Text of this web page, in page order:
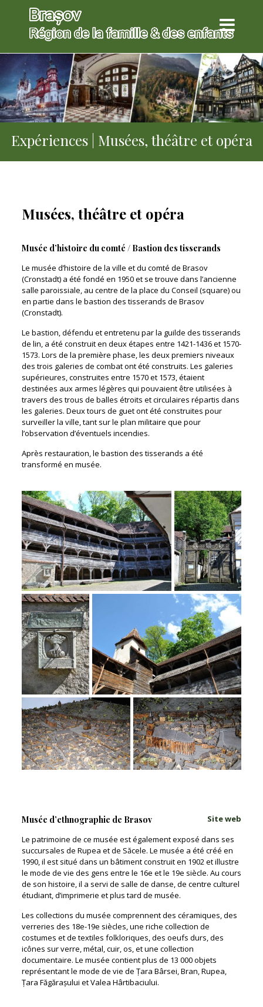
Expériences | Musées, théâtre et opéra
Musées, théâtre et opéra
Musée d’histoire du comté / Bastion des tisserands
Le musée d’histoire de la ville et du comté de Brasov
(Cronstadt) a été fondé en 1950 et se trouve dans l’ancienne
salle paroissiale, au centre de la place du Conseil (square) ou
en partie dans le bastion des tisserands de Brasov
(Cronstadt).
Le bastion, défendu et entretenu par la guilde des tisserands
de lin, a été construit en deux étapes entre 1421-1436 et 1570-
1573. Lors de la première phase, les deux premiers niveaux
des trois galeries de combat ont été construits. Les galeries
supérieures, construites entre 1570 et 1573, étaient
destinées aux armes légères qui pouvaient être utilisées à
travers des trous de balles étroits et circulaires répartis dans
les galeries. Deux tours de guet ont été construites pour
surveiller la ville, tant sur le plan militaire que pour
l’observation d’éventuels incendies.
Après restauration, le bastion des tisserands a été
transformé en musée.
Musée d’ethnographie de Brasov
Site web
Le patrimoine de ce musée est également exposé dans ses
succursales de Rupea et de Săcele. Le musée a été créé en
1990, il est situé dans un bâtiment construit en 1902 et illustre
le mode de vie des gens entre le 16e et le 19e siècle. Au cours
de son histoire, il a servi de salle de danse, de centre culturel
étudiant, d’imprimerie et plus tard de musée.
Les collections du musée comprennent des céramiques, des
verreries des 18e-19e siècles, une riche collection de
costumes et de textiles folkloriques, des oeufs durs, des
icônes sur verre, métal, cuir, os, et une collection
documentaire. Le musée contient plus de 13 000 objets
représentant le mode de vie de Țara Bârsei, Bran, Rupea,
Țara Făgărașului et Valea Hârtibaciului.